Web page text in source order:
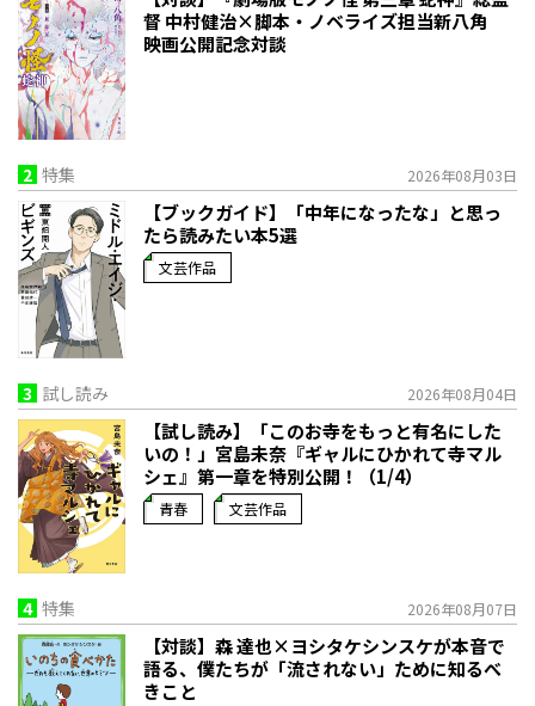
督 中村健治×脚本・ノベライズ担当新八角
映画公開記念対談
2 特集 2026年08月03日
【ブックガイド】「中年になったな」と思っ
たら読みたい本5選
文芸作品
3 試し読み 2026年08月04日
【試し読み】「このお寺をもっと有名にした
いの！」宮島未奈『ギャルにひかれて寺マル
シェ』第一章を特別公開！（1/4）
青春 文芸作品
4 特集 2026年08月07日
【対談】森 達也×ヨシタケシンスケが本音で
語る、僕たちが「流されない」ために知るべ
きこと